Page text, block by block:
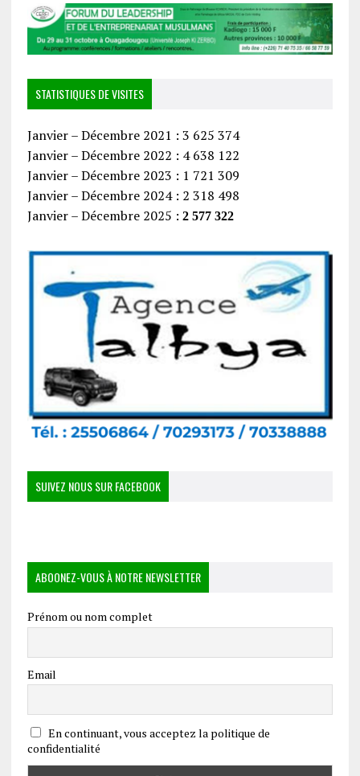
STATISTIQUES DE VISITES
Janvier – Décembre 2021 : 3 625 374
Janvier – Décembre 2022 : 4 638 122
Janvier – Décembre 2023 : 1 721 309
Janvier – Décembre 2024 : 2 318 498
Janvier – Décembre 2025 : 2 577 322
SUIVEZ NOUS SUR FACEBOOK
ABOONEZ-VOUS À NOTRE NEWSLETTER
Prénom ou nom complet
Email
En continuant, vous acceptez la politique de
confidentialité